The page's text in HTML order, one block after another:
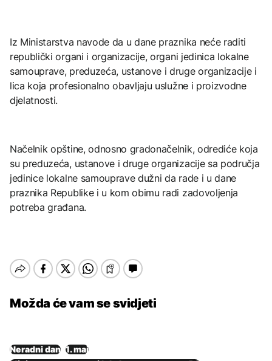
Iz Ministarstva navode da u dane praznika neće raditi
republički organi i organizacije, organi jedinica lokalne
samouprave, preduzeća, ustanove i druge organizacije i
lica koja profesionalno obavljaju uslužne i proizvodne
djelatnosti.
Načelnik opštine, odnosno gradonačelnik, odrediće koja
su preduzeća, ustanove i druge organizacije sa područja
jedinice lokalne samouprave dužni da rade i u dane
praznika Republike i u kom obimu radi zadovoljenja
potreba građana.
Možda će vam se svidjeti
Neradni dan 1. maj